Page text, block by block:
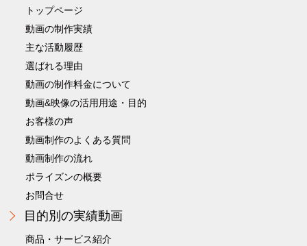
トップページ
動画の制作実績
主な活動履歴
選ばれる理由
動画の制作料金について
動画&映像の活用用途・目的
お客様の声
動画制作のよくある質問
動画制作の流れ
ポライズンの概要
お問合せ
目的別の実績動画
商品・サービス紹介